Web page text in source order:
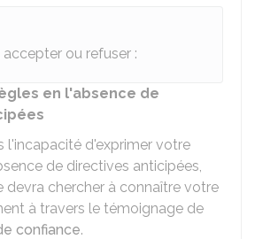
ou refuser :
en l'absence de
l'incapacité d'exprimer votre
de directives anticipées,
devra chercher à connaître votre
à travers le témoignage de
confiance.